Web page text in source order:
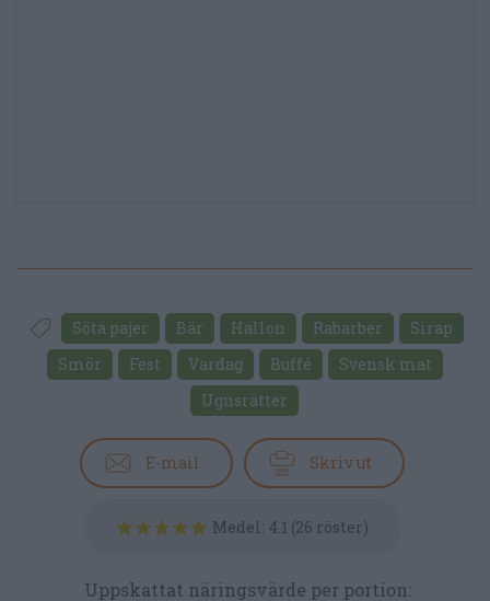
Söta pajer Bär Hallon Rabarber
Sirap
Smör
Fest Vardag Buffé
Svensk mat
Ugnsrätter
E-mail Skriv ut
Medel: 4.1 (26 röster)
Uppskattat näringsvärde per portion: